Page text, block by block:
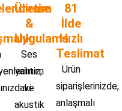
Üretim
&
Uygulama
Ses
yalıtım
ve
akustik
81
İlde
Hızlı
Teslimat
Ürün
siparişlerinizde,
anlaşmalı